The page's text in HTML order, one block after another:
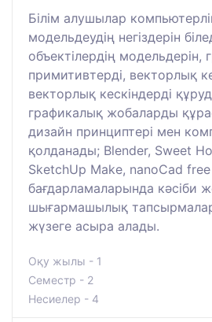
Білім алушылар
модельдеудің негіздерін
объектілердің модельдерін,
примитивтерді, векторлық
векторлық кескіндерді
графикалық жобаларды
дизайн принциптері мен
қолданады; Blender, Sweet
SketchUp Make, nanoCad free
бағдарламаларында кәсіби
шығармашылық
жүзеге асыра алады.
Оқу жылы - 1
Семестр - 2
Несиелер - 4